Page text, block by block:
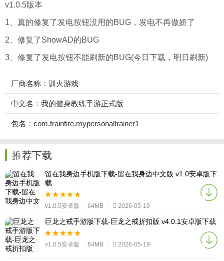
v1.0.5版本
1、真的修复了发电按钮没用的BUG，发电不再傲娇了
2、修复了ShowAD的BUG
3、修复了发电按钮不能刷新的BUG(今日下载，明日刷新)
厂商名称：训火游戏
中文名：我的健身教练手游正式版
包名：com.trainfire.mypersonaltrainer1
推荐下载
留在我身边手机版下载-留在我身边中文版 v1.0安卓版下
载
v1.0.5安卓版 64MB 2026-05-19
巨龙之戒手游版下载-巨龙之戒折扣版 v4.0.1安卓版下载
v1.0.5安卓版 64MB 2026-05-19